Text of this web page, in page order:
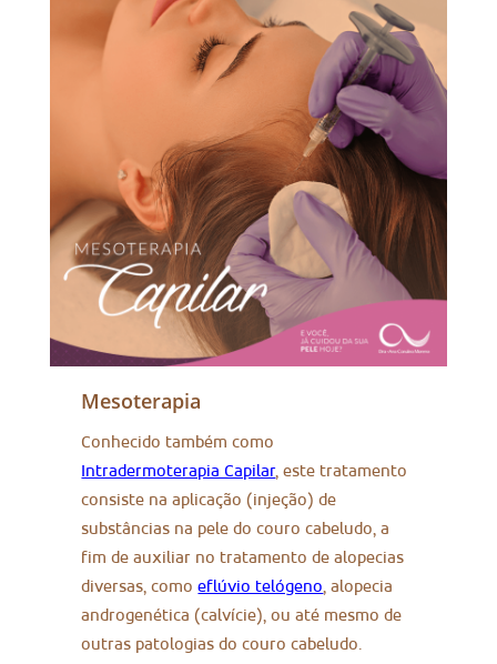
Mesoterapia
Conhecido também como
Intradermoterapia Capilar, este tratamento
consiste na aplicação (injeção) de
substâncias na pele do couro cabeludo, a
fim de auxiliar no tratamento de alopecias
diversas, comoeflúvio telógeno, alopecia
androgenética (calvície), ou até mesmo de
outras patologias do couro cabeludo.